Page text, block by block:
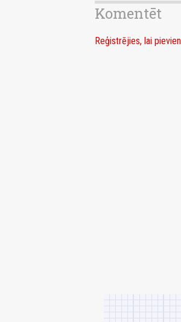
Komentēt
Reģistrējies, lai